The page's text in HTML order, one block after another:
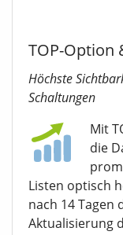
TOP-Option
Höchste
Schaltungen
Mit
die
Listen optisch
nach 14 Tagen
Aktualisierung